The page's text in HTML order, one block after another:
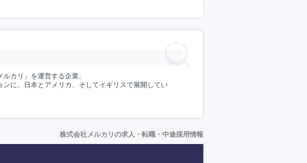
カリ」を運営する企業。
に、日本とアメリカ、そしてイギリスで展開してい
株式会社メルカリの求人・転職・中途採用情報